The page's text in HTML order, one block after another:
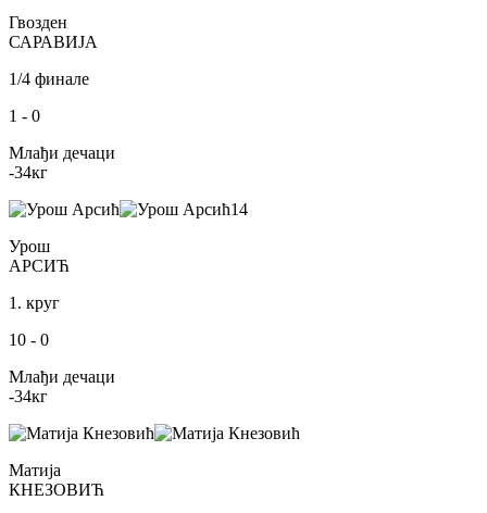
Гвозден
САРАВИЈА
1/4 финале
1 - 0
Млађи дечаци
-34кг
14
Урош
АРСИЋ
1. круг
10 - 0
Млађи дечаци
-34кг
Матија
КНЕЗОВИЋ